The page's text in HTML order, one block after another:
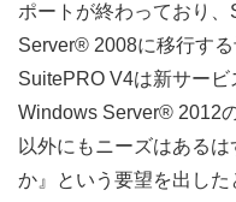
ポートが終わっており
Server® 2008に移行する
SuitePRO V4は新サー
Windows Server® 2012
以外にもニーズはある
か』という要望を出し